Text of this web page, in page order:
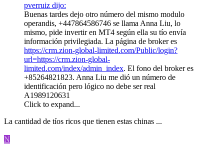
pverruiz dijo:
Buenas tardes dejo otro número del mismo modulo
operandis, +447864586746 se llama Anna Liu, lo
mismo, pide invertir en MT4 según ella su tío envía
información privilegiada. La página de broker es
https://crm.zion-global-limited.com/Public/login?
url=https://crm.zion-global-
limited.com/index/admin_index. El fono del broker es
+85264821823. Anna Liu me dió un número de
identificación pero lógico no debe ser real
A1989120631
Click to expand...
La cantidad de tíos ricos que tienen estas chinas ...
N